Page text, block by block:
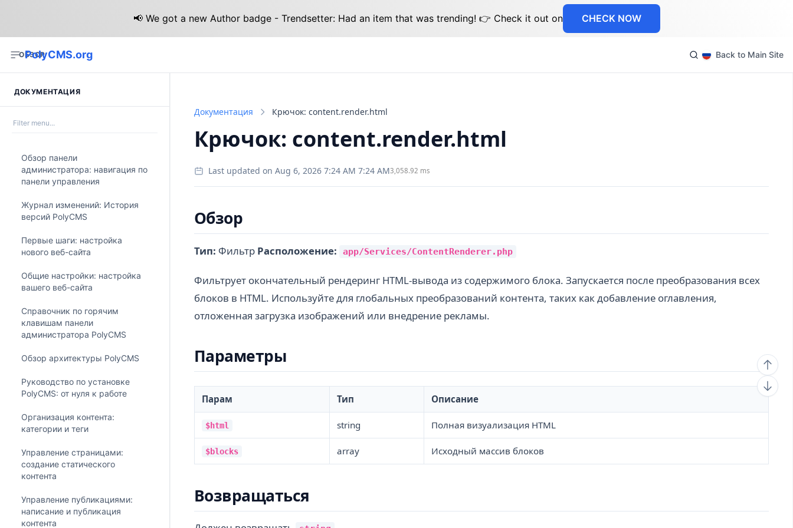
📢 We got a new Author badge - Trendsetter: Had an item that was trending! 👉 Check it out on CHECK NOW
PolyCMS.org
ОБЗОР Back to Main Site
ДОКУМЕНТАЦИЯ
Обзор панели
администратора: навигация по
панели управления
Журнал изменений: История
версий PolyCMS
Первые шаги: настройка
нового веб-сайта
Общие настройки: настройка
вашего веб-сайта
Справочник по горячим
клавишам панели
администратора PolyCMS
Обзор архитектуры PolyCMS
Руководство по установке
PolyCMS: от нуля к работе
Организация контента:
категории и теги
Управление страницами:
создание статического
контента
Управление публикациями:
написание и публикация
контента
Документация Крючок: content.render.html
Крючок: content.render.html
Last updated on Aug 6, 2026 7:24 AM 7:24 AM3,058.92 ms
Обзор
Тип: Фильтр Расположение: app/Services/ContentRenderer.php
Фильтрует окончательный рендеринг HTML-вывода из содержимого блока. Запускается после преобразования всех
блоков в HTML. Используйте для глобальных преобразований контента, таких как добавление оглавления,
отложенная загрузка изображений или внедрение рекламы.
Параметры
Парам Тип Описание
$html string Полная визуализация HTML
$blocks array Исходный массив блоков
Возвращаться